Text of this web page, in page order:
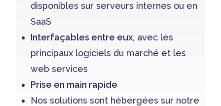
disponibles sur serveurs internes ou en
SaaS
Interfaçables entre eux, avec les
principaux logiciels du marché et les
web services
Prise en main rapide
Nos solutions sont hébergées sur notre